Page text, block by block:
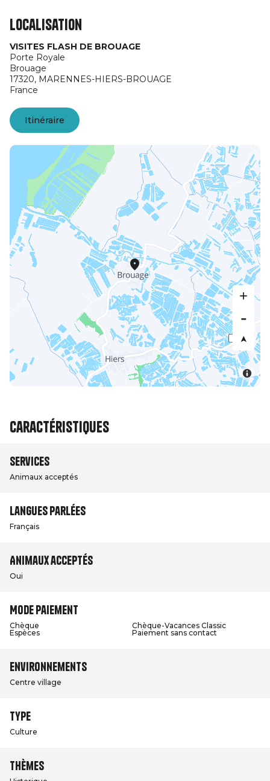
Localisation
VISITES FLASH DE BROUAGE
Porte Royale
Brouage
17320, MARENNES-HIERS-BROUAGE
France
Itinéraire
Caractéristiques
Services
Animaux acceptés
Langues parlées
Français
Animaux acceptés
Oui
Mode paiement
Chèque
Chèque-Vacances Classic
Espèces
Paiement sans contact
Environnements
Centre village
Type
Culture
Thèmes